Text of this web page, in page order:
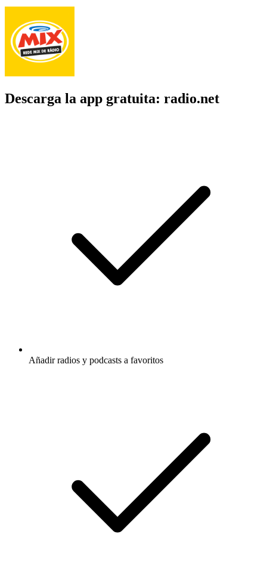
Descarga la app gratuita: radio.net
Añadir radios y podcasts a favoritos